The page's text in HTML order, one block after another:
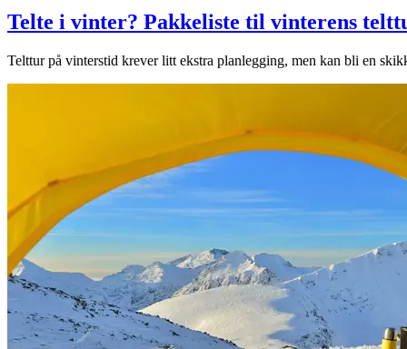
Telte i vinter? Pakkeliste til vinterens
Telttur på vinterstid krever litt ekstra planlegging, men kan bli en